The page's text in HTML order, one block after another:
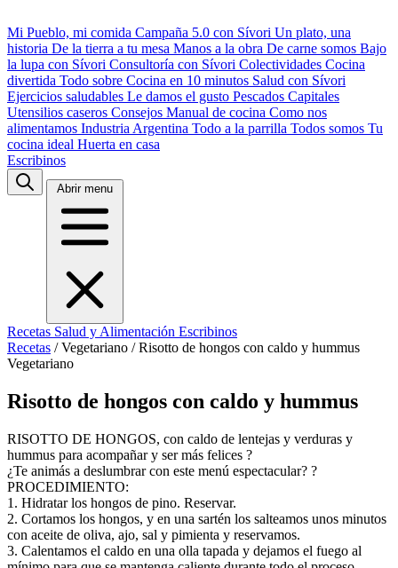
Mi Pueblo, mi comida Campaña 5.0 con Sívori Un plato, una
historia De la tierra a tu mesa Manos a la obra De carne somos Bajo
la lupa con Sívori Consultoría con Sívori Colectividades Cocina
divertida Todo sobre Cocina en 10 minutos Salud con Sívori
Ejercicios saludables Le damos el gusto Pescados Capitales
Utensilios caseros Consejos Manual de cocina Como nos
alimentamos Industria Argentina Todo a la parrilla Todos somos Tu
cocina ideal Huerta en casa
Escribinos
Abrir menu
Recetas Salud y Alimentación Escribinos
Recetas / Vegetariano / Risotto de hongos con caldo y hummus
Vegetariano
Risotto de hongos con caldo y hummus
RISOTTO DE HONGOS, con caldo de lentejas y verduras y
hummus para acompañar y ser más felices ?
¿Te animás a deslumbrar con este menú espectacular? ?
PROCEDIMIENTO:
1. Hidratar los hongos de pino. Reservar.
2. Cortamos los hongos, y en una sartén los salteamos unos minutos
con aceite de oliva, ajo, sal y pimienta y reservamos.
3. Calentamos el caldo en una olla tapada y dejamos el fuego al